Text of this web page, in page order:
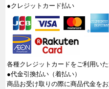
●クレジットカード払い
各種クレジットカードをご利用いた
●代金引換払い（着払い）
商品お受け取りの際に商品代金を